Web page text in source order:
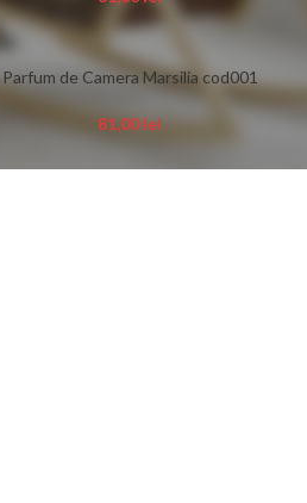
Parfum de Camera Marsilia cod001
81,00lei